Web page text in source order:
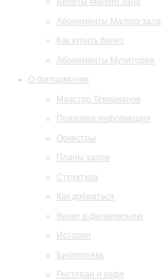
Абонементы Малого зала
Как купить билет
Абонементы Музитория
О филармонии
Маэстро Темирканов
Правовая информация
Оркестры
Планы залов
Структура
Как добраться
Визит в филармонию
История
Библиотека
Ресторан и кафе